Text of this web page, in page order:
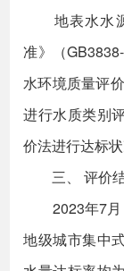
地表水水源
准》（
水环境质量评
进行水质类别
价法进行达标状
三、 评价
2023年7月
地级城市集中